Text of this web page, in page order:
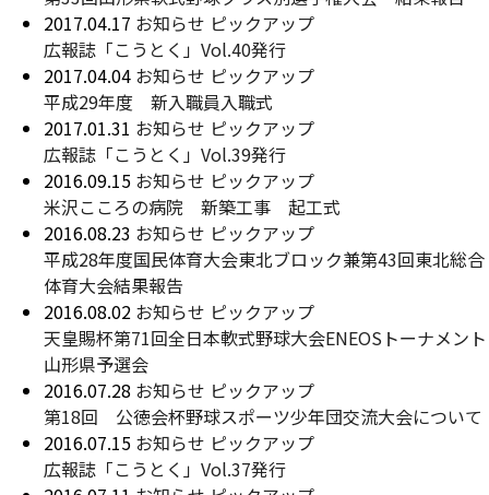
2017.04.17 お知らせ ピックアップ
広報誌「こうとく」Vol.40発行
2017.04.04 お知らせ ピックアップ
平成29年度 新入職員入職式
2017.01.31 お知らせ ピックアップ
広報誌「こうとく」Vol.39発行
2016.09.15 お知らせ ピックアップ
米沢こころの病院 新築工事 起工式
2016.08.23 お知らせ ピックアップ
平成28年度国民体育大会東北ブロック兼第43回東北総合
体育大会結果報告
2016.08.02 お知らせ ピックアップ
天皇賜杯第71回全日本軟式野球大会ENEOSトーナメント
山形県予選会
2016.07.28 お知らせ ピックアップ
第18回 公徳会杯野球スポーツ少年団交流大会について
2016.07.15 お知らせ ピックアップ
広報誌「こうとく」Vol.37発行